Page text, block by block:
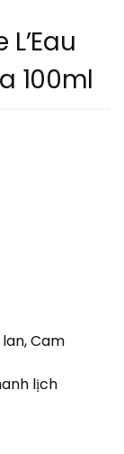
100ml
lan, Cam
lịch